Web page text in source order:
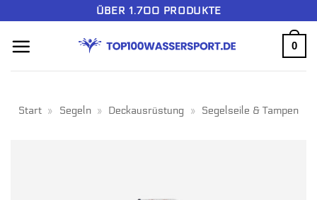
springen
ÜBER 1.700 PRODUKTE
0
Start » Segeln » Deckausrüstung » Segelseile & Tampen